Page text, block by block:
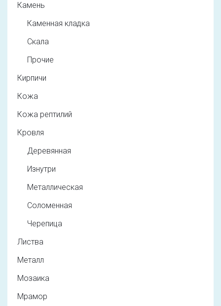
Камень
Каменная кладка
Скала
Прочие
Кирпичи
Кожа
Кожа рептилий
Кровля
Деревянная
Изнутри
Металлическая
Соломенная
Черепица
Листва
Металл
Мозаика
Мрамор